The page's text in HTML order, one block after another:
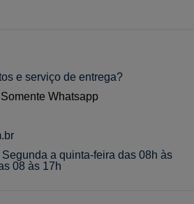
e serviço de entrega?
Whatsapp
a quinta-feira das 08h às
08 às 17h